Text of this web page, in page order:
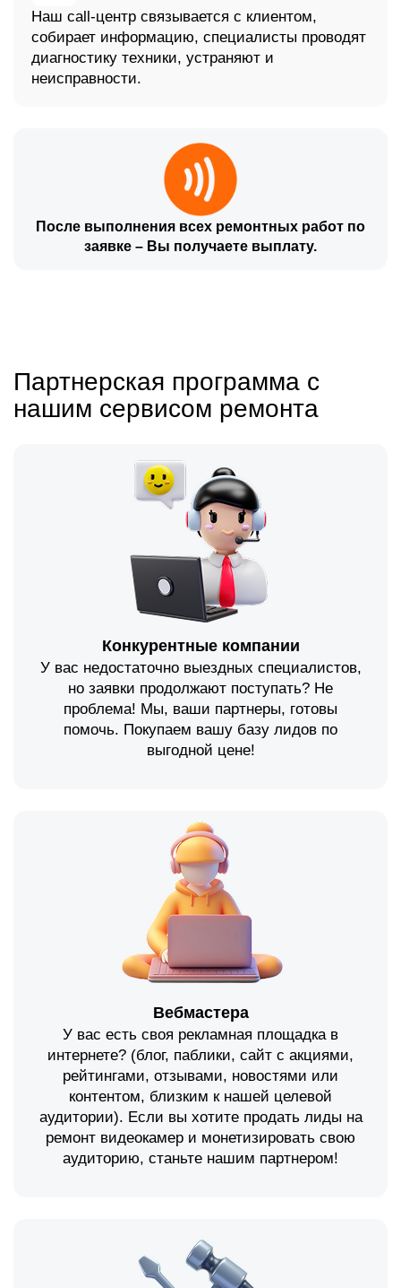
Наш call-центр связывается с клиентом,
собирает информацию, специалисты проводят
диагностику техники, устраняют и
неисправности.
После выполнения всех ремонтных работ по
заявке – Вы получаете выплату.
Партнерская программа с
нашим сервисом ремонта
Конкурентные компании
У вас недостаточно выездных специалистов,
но заявки продолжают поступать? Не
проблема! Мы, ваши партнеры, готовы
помочь. Покупаем вашу базу лидов по
выгодной цене!
Вебмастера
У вас есть своя рекламная площадка в
интернете? (блог, паблики, сайт с акциями,
рейтингами, отзывами, новостями или
контентом, близким к нашей целевой
аудитории). Если вы хотите продать лиды на
ремонт видеокамер и монетизировать свою
аудиторию, станьте нашим партнером!